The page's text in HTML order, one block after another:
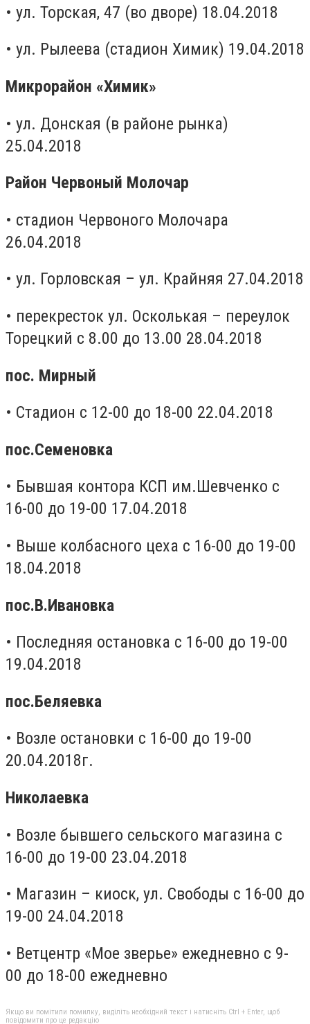
• ул. Торская, 47 (во дворе) 18.04.2018
• ул. Рылеева (стадион Химик) 19.04.2018
Микрорайон «Химик»
• ул. Донская (в районе рынка)
25.04.2018
Район Червоный Молочар
• стадион Червоного Молочара
26.04.2018
• ул. Горловская – ул. Крайняя 27.04.2018
• перекресток ул. Осколькая – переулок
Торецкий с 8.00 до 13.00 28.04.2018
пос. Мирный
• Стадион с 12-00 до 18-00 22.04.2018
пос.Семеновка
• Бывшая контора КСП им.Шевченко с
16-00 до 19-00 17.04.2018
• Выше колбасного цеха с 16-00 до 19-00
18.04.2018
пос.В.Ивановка
• Последняя остановка с 16-00 до 19-00
19.04.2018
пос.Беляевка
• Возле остановки с 16-00 до 19-00
20.04.2018г.
Николаевка
• Возле бывшего сельского магазина с
16-00 до 19-00 23.04.2018
• Магазин – киоск, ул. Свободы с 16-00 до
19-00 24.04.2018
• Ветцентр «Мое зверье» ежедневно с 9-
00 до 18-00 ежедневно
Якщо ви помітили помилку, виділіть необхідний текст і натисніть Ctrl + Enter, щоб
повідомити про це редакцію